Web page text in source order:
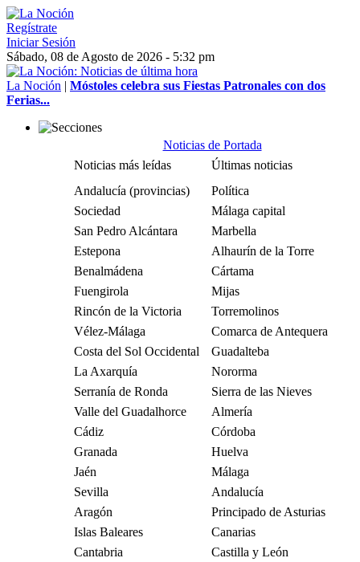
Regístrate
Iniciar Sesión
Sábado, 08 de Agosto de 2026 - 5:32 pm
La Noción | Móstoles celebra sus Fiestas Patronales con dos
Ferias...
Noticias de Portada
Noticias más leídas
Últimas noticias
Andalucía (provincias)
Política
Sociedad
Málaga capital
San Pedro Alcántara
Marbella
Estepona
Alhaurín de la Torre
Benalmádena
Cártama
Fuengirola
Mijas
Rincón de la Victoria
Torremolinos
Vélez-Málaga
Comarca de Antequera
Costa del Sol Occidental
Guadalteba
La Axarquía
Nororma
Serranía de Ronda
Sierra de las Nieves
Valle del Guadalhorce
Almería
Cádiz
Córdoba
Granada
Huelva
Jaén
Málaga
Sevilla
Andalucía
Aragón
Principado de Asturias
Islas Baleares
Canarias
Cantabria
Castilla y León